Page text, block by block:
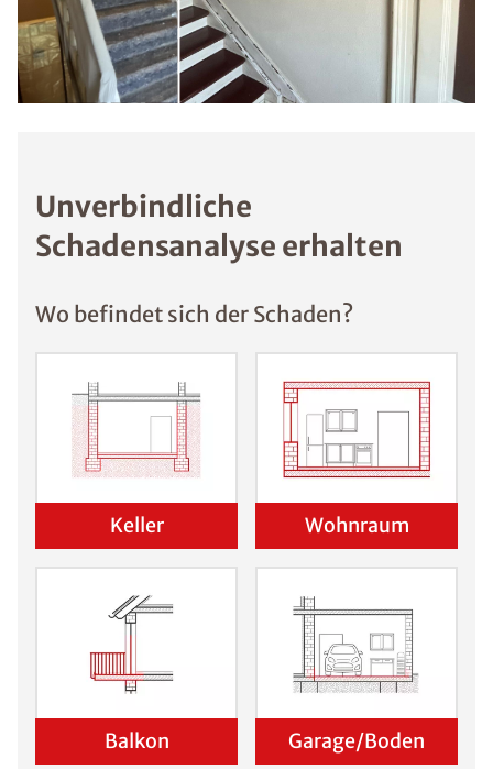
Unverbindliche
Schadensanalyse erhalten
Wo befindet sich der Schaden?
Keller Wohnraum
Balkon Garage/Boden